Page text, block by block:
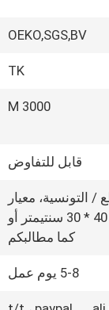
OEKO,SGS,BV
TK
3000 M
قابل للتفاوض
2000 قطع / التونسية، معيار
الكرتون الحجم: 50 * 40 * 30 سنتيمتر أو
كما مطالبكم
5-8 يوم عمل